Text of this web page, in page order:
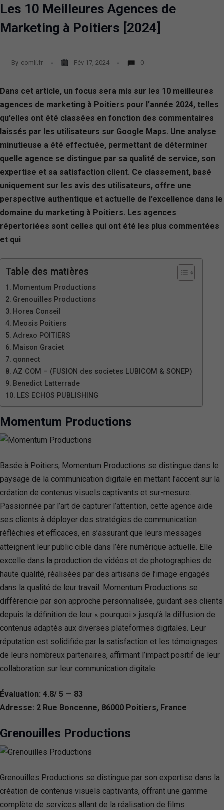
Les 10 Meilleures Agences de
Marketing à Poitiers [2024]
By comli.fr Fév 17, 2024 0
Dans cet article, un focus sera mis sur les 10 meilleures
agences de marketing à Poitiers pour l’année 2024, telles
qu’elles ont été classées en fonction des commentaires
laissés par les utilisateurs sur Google Maps. Une analyse
minutieuse a été effectuée, permettant de déterminer
quelle agence se distingue par sa qualité de service, son
expertise et sa satisfaction client. Ce classement, basé
uniquement sur les avis des utilisateurs, offre une
perspective authentique et actuelle de l’excellence dans le
domaine du marketing à Poitiers. Les agences
répertoriées sont celles qui ont été les plus commentées
et qui
Table des matières
Momentum Productions
Grenouilles Productions
Horea Conseil
Meosis Poitiers
Adrexo POITIERS
Maison Graciet
qonnect
AZ COM – (FUSION des societes LUBICOM & SONEP)
Benedict Latterrade
LES ECHOS PUBLISHING
Momentum Productions
Basée à Poitiers, Momentum Productions se distingue dans le
paysage de la communication digitale en mettant l’accent sur la
création de contenus visuels captivants et sur-mesure.
Passionnée par l’art de capturer l’attention, cette agence aide
ses clients à déployer des stratégies de communication
réfléchies et efficaces, en s’assurant que leurs messages
atteignent leur public cible dans l’ère numérique actuelle. Elle
excelle dans la production de vidéos et de photographies de
haute qualité, réalisées par des artisans de l’image engagés
dans la qualité de leur travail. Momentum Productions se
différencie par son approche personnalisée, guidant ses clients
depuis la définition de leur « pourquoi » jusqu’à la diffusion de
contenus adaptés aux diverses plateformes digitales. Leur
réputation est solidifiée par la satisfaction et les témoignages
de leurs nombreux partenaires, affirmant l’impact positif de leur
collaboration sur leur communication digitale.
Évaluation: 4.8/ 5 — 83
Adresse: 2 Rue Boncenne, 86000 Poitiers, France
Grenouilles Productions
Grenouilles Productions se distingue par son expertise dans la
création de contenus visuels captivants, offrant une gamme
complète de services allant de la réalisation de films